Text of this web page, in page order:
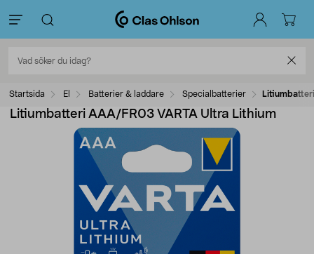
Startsida El Batterier & laddare Specialbatterier
Litiumbatteri AAA/FR03 VARTA Ultra Lithium